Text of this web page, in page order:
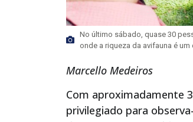
No último sábado, quase 30
onde a riqueza da avifauna é
Marcello Medeiros
Com aproximadamente
privilegiado para